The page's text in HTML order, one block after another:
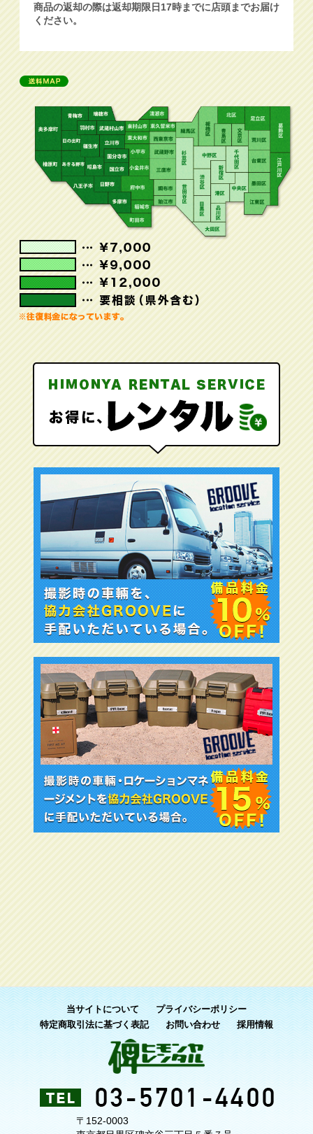
商品の返却の際は返却期限日17時までに店頭までお届け
ください。
当サイトについて
プライバシーポリシー
特定商取引法に基づく表記
お問い合わせ 採用情報
〒152-0003